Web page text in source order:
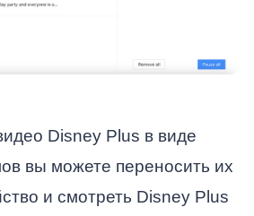
Disney Plus в виде
вы можете переносить их
и смотреть Disney Plus